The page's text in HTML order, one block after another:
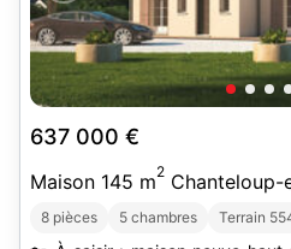
637 000 €
Maison 145 m2 Chanteloup-
8 pièces 5 chambres Terrain